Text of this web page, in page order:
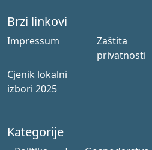
Brzi linkovi
Impressum
Zaštita
privatnosti
Cjenik lokalni
izbori 2025
Kategorije